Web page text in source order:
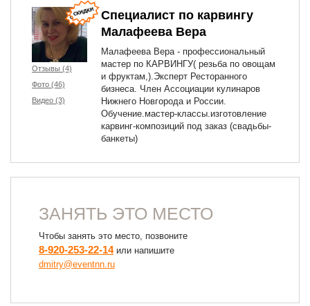
Отзывы (4)
Фото (46)
Видео (3)
Специалист по карвингу
Малафеева Вера
Малафеева Вера - профессиональный
мастер по КАРВИНГУ( резьба по овощам
и фруктам,).Эксперт Ресторанного
бизнеса. Член Ассоциации кулинаров
Нижнего Новгорода и России.
Обучение.мастер-классы.изготовление
карвинг-композиций под заказ (свадьбы-
банкеты)
ЗАНЯТЬ ЭТО МЕСТО
Чтобы занять это место, позвоните
8-920-253-22-14или напишите
dmitry@eventnn.ru